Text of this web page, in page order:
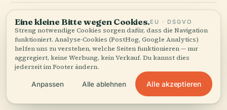
Historical Sites, 2025, Welcome Saudi
Qatif Castle Visiting Hours, Tickets, and Guide to Qatif
Eine kleine Bitte wegen Cookies.EU · DSGVO
Streng notwendige Cookies sorgen dafür, dass die Navigation
funktioniert. Analyse-Cookies (PostHog, Google Analytics)
helfen uns zu verstehen, welche Seiten funktionieren — nur
aggregiert, keine Werbung, kein Verkauf. Du kannst dies
jederzeit im Footer ändern.
Anpassen Alle ablehnen Alle akzeptieren